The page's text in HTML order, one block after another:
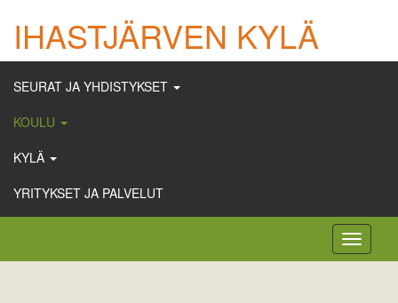
IHASTJÄRVEN KYLÄ
SEURAT JA YHDISTYKSET
KOULU
KYLÄ
YRITYKSET JA PALVELUT
Toggle